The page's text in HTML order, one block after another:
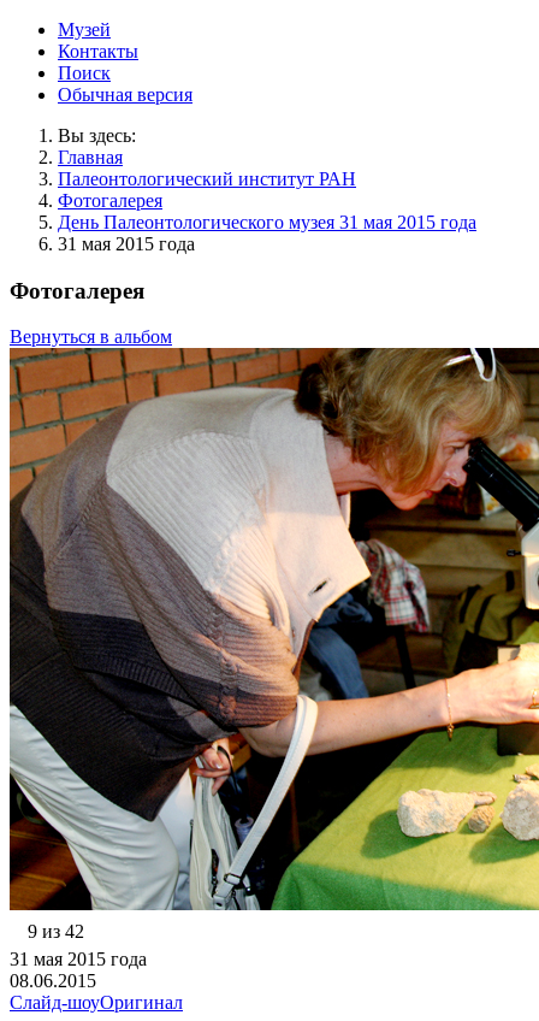
Музей
Контакты
Поиск
Обычная версия
Вы здесь:
Главная
Палеонтологический институт РАН
Фотогалерея
День Палеонтологического музея 31 мая 2015 года
31 мая 2015 года
Фотогалерея
Вернуться в альбом
9 из 42
31 мая 2015 года
08.06.2015
Слайд-шоуОригинал